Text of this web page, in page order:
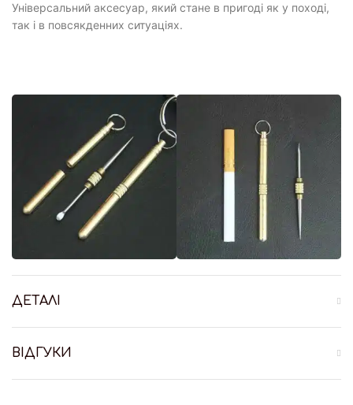
Універсальний аксесуар, який стане в пригоді як у поході,
так і в повсякденних ситуаціях.
ДЕТАЛІ
ВІДГУКИ